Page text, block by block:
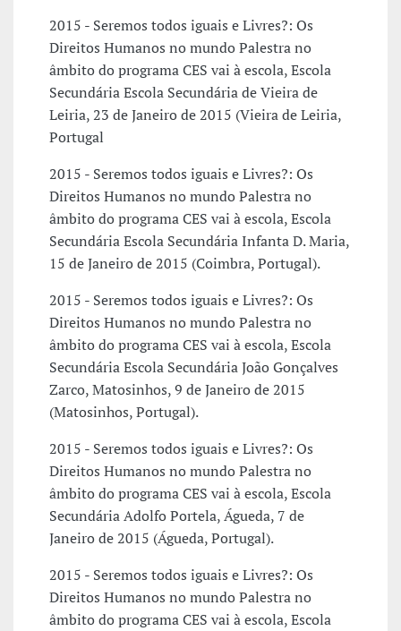
2015 - Seremos todos iguais e Livres?: Os
Direitos Humanos no mundo Palestra no
âmbito do programa CES vai à escola, Escola
Secundária Escola Secundária de Vieira de
Leiria, 23 de Janeiro de 2015 (Vieira de Leiria,
Portugal
2015 - Seremos todos iguais e Livres?: Os
Direitos Humanos no mundo Palestra no
âmbito do programa CES vai à escola, Escola
Secundária Escola Secundária Infanta D. Maria,
15 de Janeiro de 2015 (Coimbra, Portugal).
2015 - Seremos todos iguais e Livres?: Os
Direitos Humanos no mundo Palestra no
âmbito do programa CES vai à escola, Escola
Secundária Escola Secundária João Gonçalves
Zarco, Matosinhos, 9 de Janeiro de 2015
(Matosinhos, Portugal).
2015 - Seremos todos iguais e Livres?: Os
Direitos Humanos no mundo Palestra no
âmbito do programa CES vai à escola, Escola
Secundária Adolfo Portela, Águeda, 7 de
Janeiro de 2015 (Águeda, Portugal).
2015 - Seremos todos iguais e Livres?: Os
Direitos Humanos no mundo Palestra no
âmbito do programa CES vai à escola, Escola